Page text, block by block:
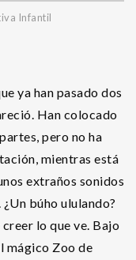
Infantil
ya han pasado dos
Han colocado
pero no ha
mientras está
extraños sonidos
búho ululando?
lo que ve. Bajo
mágico Zoo de